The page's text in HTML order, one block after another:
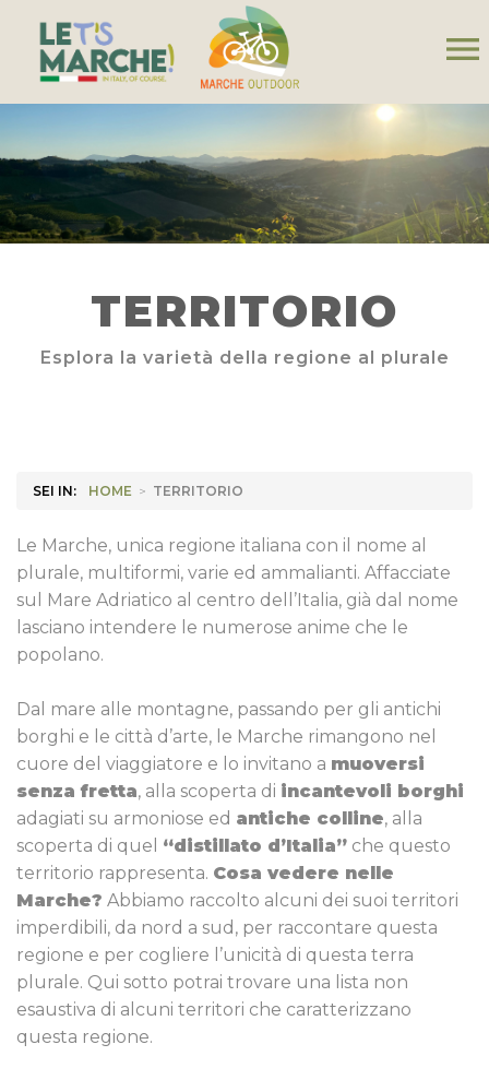
menu
TERRITORIO
Esplora la varietà della regione al plurale
SEI IN: HOME > TERRITORIO
Le Marche, unica regione italiana con il nome al
plurale, multiformi, varie ed ammalianti. Affacciate
sul Mare Adriatico al centro dell’Italia, già dal nome
lasciano intendere le numerose anime che le
popolano.
Dal mare alle montagne, passando per gli antichi
borghi e le città d’arte, le Marche rimangono nel
cuore del viaggiatore e lo invitano a muoversi
senza fretta, alla scoperta di incantevoli borghi
adagiati su armoniose ed antiche colline, alla
scoperta di quel “distillato d’Italia” che questo
territorio rappresenta. Cosa vedere nelle
Marche? Abbiamo raccolto alcuni dei suoi territori
imperdibili, da nord a sud, per raccontare questa
regione e per cogliere l’unicità di questa terra
plurale. Qui sotto potrai trovare una lista non
esaustiva di alcuni territori che caratterizzano
questa regione.